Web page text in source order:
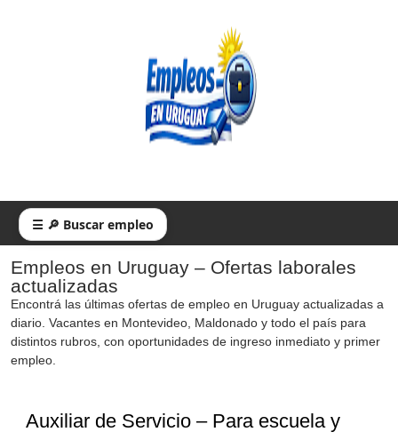
☰ 🔎 Buscar empleo
Empleos en Uruguay – Ofertas laborales
actualizadas
Encontrá las últimas ofertas de empleo en Uruguay actualizadas a
diario. Vacantes en Montevideo, Maldonado y todo el país para
distintos rubros, con oportunidades de ingreso inmediato y primer
empleo.
Auxiliar de Servicio – Para escuela y